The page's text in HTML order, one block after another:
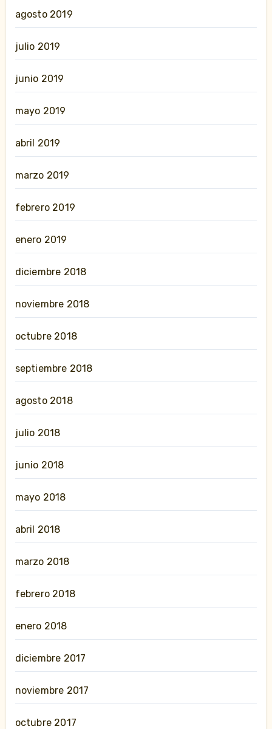
agosto 2019
julio 2019
junio 2019
mayo 2019
abril 2019
marzo 2019
febrero 2019
enero 2019
diciembre 2018
noviembre 2018
octubre 2018
septiembre 2018
agosto 2018
julio 2018
junio 2018
mayo 2018
abril 2018
marzo 2018
febrero 2018
enero 2018
diciembre 2017
noviembre 2017
octubre 2017